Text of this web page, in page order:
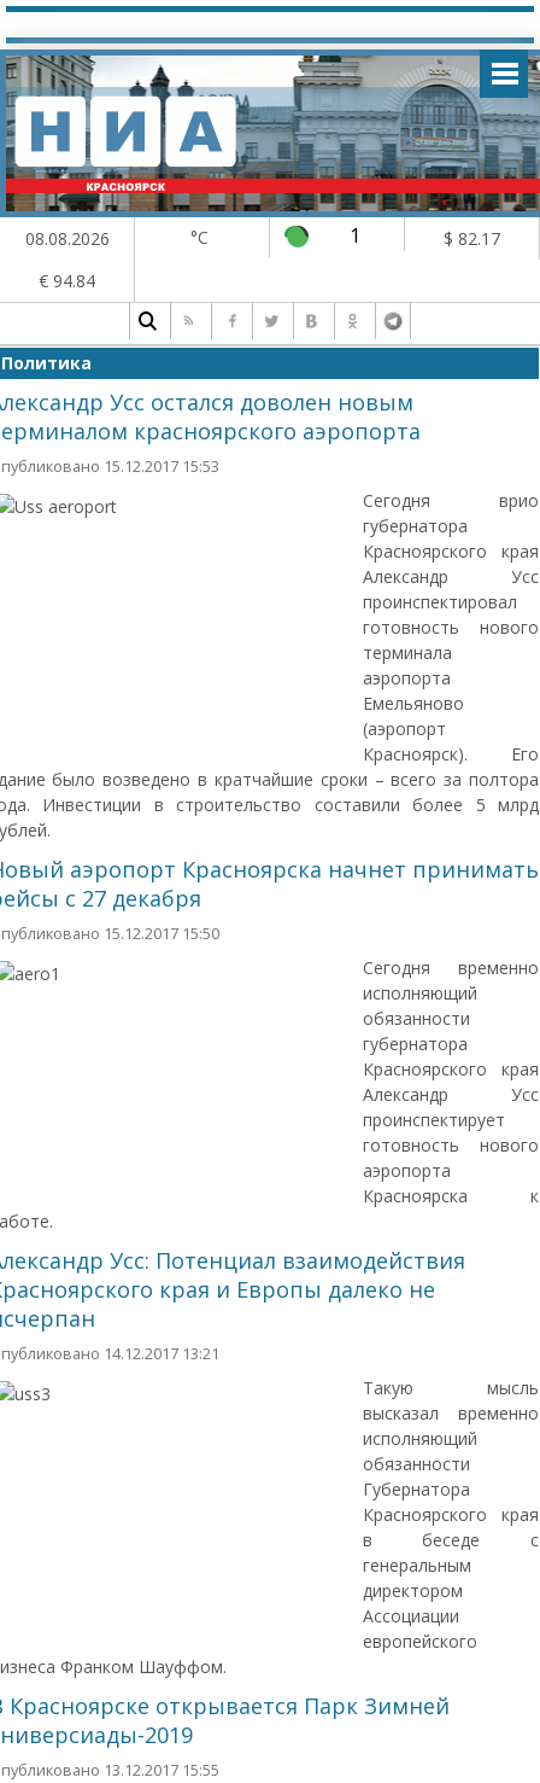
08.08.2026 °C 1
$ 82.17
€ 94.84
Политика
Усс остался доволен новым
красноярского аэропорта
15.12.2017 15:53
Сегодня врио
губернатора
Красноярского края
Александр Усс
проинспектировал
готовность нового
терминала
аэропорта
Емельяново
(аэропорт
Красноярск). Его
было возведено в кратчайшие сроки – всего за полтора
Инвестиции в строительство составили более 5 млрд
аэропорт Красноярска начнет принимать
с 27 декабря
15.12.2017 15:50
Сегодня временно
исполняющий
обязанности
губернатора
Красноярского края
Александр Усс
проинспектирует
готовность нового
аэропорта
Красноярска к
Усс: Потенциал взаимодействия
края и Европы далеко не
14.12.2017 13:21
Такую мысль
высказал временно
исполняющий
обязанности
Губернатора
Красноярского края
в беседе с
генеральным
директором
Ассоциации
европейского
Франком Шауффом.
Красноярске открывается Парк Зимней
2019
13.12.2017 15:55